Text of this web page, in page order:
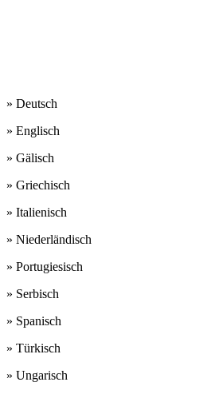
» Deutsch
» Englisch
» Gälisch
» Griechisch
» Italienisch
» Niederländisch
» Portugiesisch
» Serbisch
» Spanisch
» Türkisch
» Ungarisch